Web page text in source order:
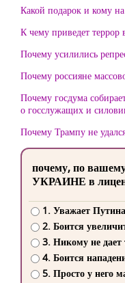
Какой подарок и кому
К чему приведет
Почему усилились
Почему россияне
Почему госдума
о госслужащих и
Почему Трампу не
почему, по
УКРАИНЕ в
1. Уважает
2. Боится
3. Никому не дает
4. Боится
5. Просто у него